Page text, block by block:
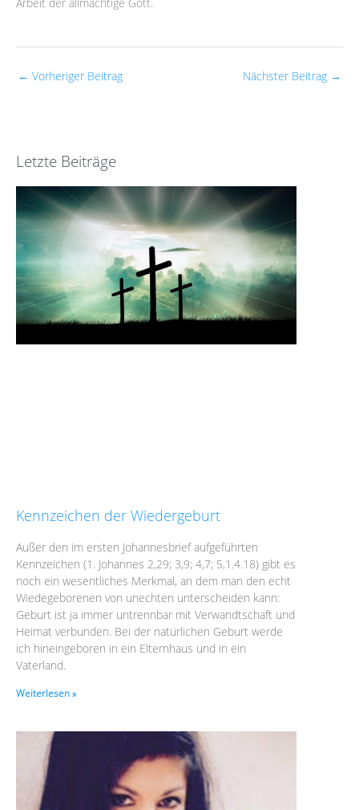
← Vorheriger Beitrag Nächster Beitrag →
Letzte Beiträge
Kennzeichen der Wiedergeburt
Außer den im ersten Johannesbrief aufgeführten
Kennzeichen (1. Johannes 2,29; 3,9; 4,7; 5,1.4.18) gibt es
noch ein wesentliches Merkmal, an dem man den echt
Wiedegeborenen von unechten unterscheiden kann:
Geburt ist ja immer untrennbar mit Verwandtschaft und
Heimat verbunden. Bei der natürlichen Geburt werde
ich hineingeboren in ein Elternhaus und in ein
Vaterland.
Weiterlesen »